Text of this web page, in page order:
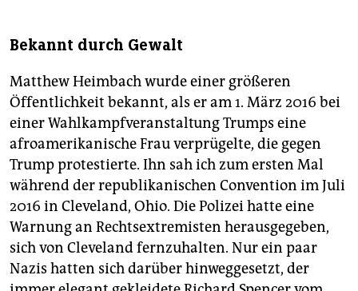
Bekannt durch Gewalt
Matthew Heimbach wurde einer größeren
Öffentlichkeit bekannt, als er am 1. März 2016 bei
einer Wahlkampfveranstaltung Trumps eine
afroamerikanische Frau verprügelte, die gegen
Trump protestierte. Ihn sah ich zum ersten Mal
während der republikanischen Convention im Juli
2016 in Cleveland, Ohio. Die Polizei hatte eine
Warnung an Rechtsextremisten herausgegeben,
sich von Cleveland fernzuhalten. Nur ein paar
Nazis hatten sich darüber hinweggesetzt, der